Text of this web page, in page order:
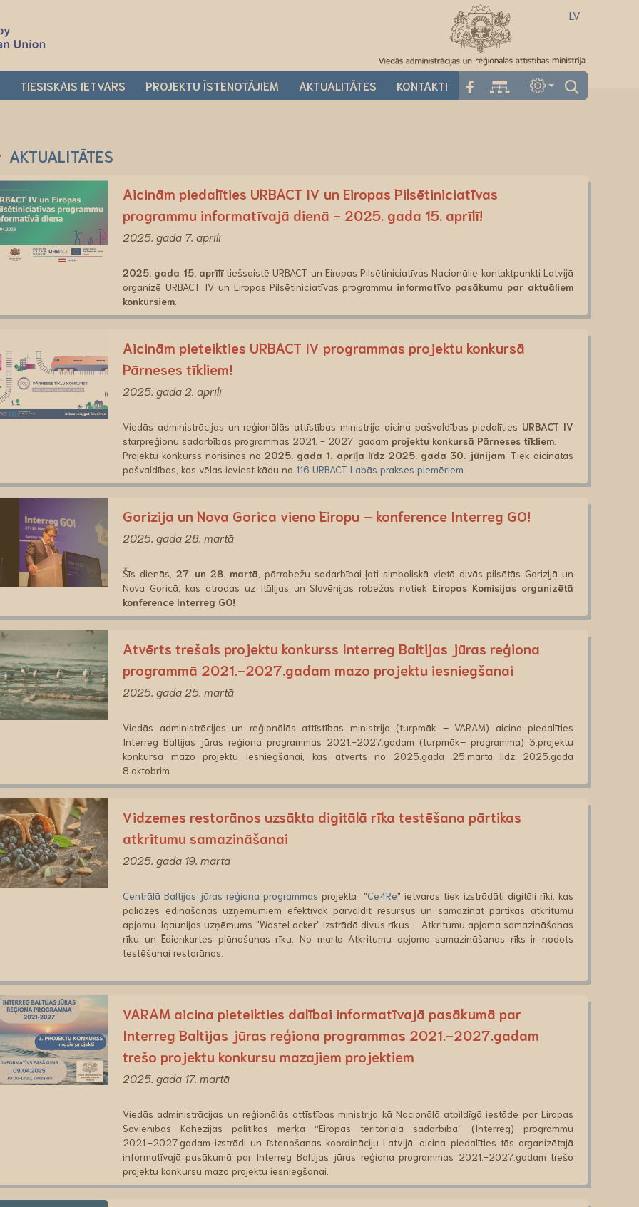
LV
TIESISKAIS IETVARS PROJEKTU ĪSTENOTĀJIEM AKTUALITĀTES KONTAKTI
AKTUALITĀTES
Aicinām piedalīties URBACT IV un Eiropas Pilsētiniciatīvas
programmu informatīvajā dienā - 2025. gada 15. aprīlī!
2025. gada 7. aprīlī
2025. gada 15. aprīlītiešsaistē URBACT un Eiropas Pilsētiniciatīvas Nacionālie kontaktpunkti Latvijā
organizē URBACT IV un Eiropas Pilsētiniciatīvas programmu informatīvo pasākumu par aktuāliem
konkursiem
Aicinām pieteikties URBACT IV programmas projektu konkursā
Pārneses tīkliem!
2025. gada 2. aprīlī
Viedās administrācijas un reģionālās attīstības ministrija aicina pašvaldības piedalīties URBACT IV
starpreģionu sadarbības programmas 2021. - 2027. gadam projektu konkursā Pārneses tīkliem
Projektu konkurss norisinās no2025. gada 1. aprīļa līdz 2025. gada 30. jūnijam. Tiek aicinātas
pašvaldības, kas vēlas ieviest kādu no 116 URBACT Labās prakses piemēriem
Gorizija un Nova Gorica vieno Eiropu – konference Interreg GO!
2025. gada 28. martā
Šīs dienās, 27. un 28. martā , pārrobežu sadarbībai ļoti simboliskā vietā divās pilsētās Gorizijā un
Nova Goricā, kas atrodas uz Itālijas un Slovēnijas robežas notiekEiropas Komisijas organizētā
konference Interreg GO!
Atvērts trešais projektu konkurss Interreg Baltijas jūras reģiona
programmā 2021.-2027.gadam mazo projektu iesniegšanai
2025. gada 25. martā
Viedās administrācijas un reģionālās attīstības ministrija (turpmāk – VARAM) aicina piedalīties
Interreg Baltijas jūras reģiona programmas 2021.-2027.gadam (turpmāk– programma) 3.projektu
konkursā mazo projektu iesniegšanai, kas atvērts no 2025.gada 25.marta līdz 2025.gada
8.oktobrim.
Vidzemes restorānos uzsākta digitālā rīka testēšana pārtikas
atkritumu samazināšanai
2025. gada 19. martā
Centrālā Baltijas jūras reģiona programmas projekta "Ce4Re" ietvaros tiek izstrādāti digitāli rīki, kas
palīdzēs ēdināšanas uzņēmumiem efektīvāk pārvaldīt resursus un samazināt pārtikas atkritumu
apjomu. Igaunijas uzņēmums "WasteLocker" izstrādā divus rīkus – Atkritumu apjoma samazināšanas
rīku un Ēdienkartes plānošanas rīku. No marta Atkritumu apjoma samazināšanas rīks ir nodots
testēšanai restorānos.
VARAM aicina pieteikties dalībai informatīvajā pasākumā par
Interreg Baltijas jūras reģiona programmas 2021.-2027.gadam
trešo projektu konkursu mazajiem projektiem
2025. gada 17. martā
Viedās administrācijas un reģionālās attīstības ministrija kā Nacionālā atbildīgā iestāde par Eiropas
Savienības Kohēzijas politikas mērķa “Eiropas teritoriālā sadarbība” (Interreg) programmu
2021.-2027.gadam izstrādi un īstenošanas koordināciju Latvijā, aicina piedalīties tās organizētajā
informatīvajā pasākumā par Interreg Baltijas jūras reģiona programmas 2021.-2027.gadam trešo
projektu konkursu mazo projektu iesniegšanai.